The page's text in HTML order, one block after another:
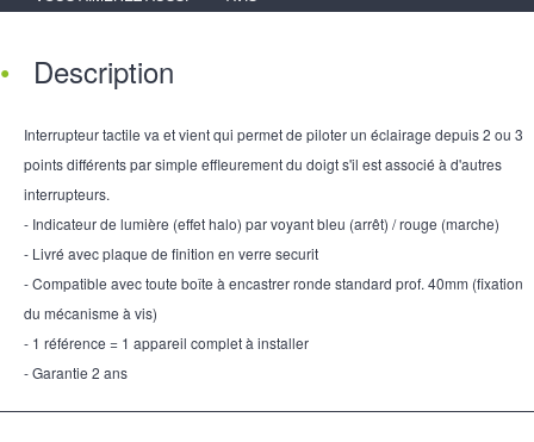
Description
Interrupteur tactile va et vient qui permet de piloter un éclairage depuis 2 ou 3
points différents par simple effleurement du doigt s'il est associé à d'autres
interrupteurs.
- Indicateur de lumière (effet halo) par voyant bleu (arrêt) / rouge (marche)
- Livré avec plaque de finition en verre securit
- Compatible avec toute boîte à encastrer ronde standard prof. 40mm (fixation
du mécanisme à vis)
- 1 référence = 1 appareil complet à installer
- Garantie 2 ans